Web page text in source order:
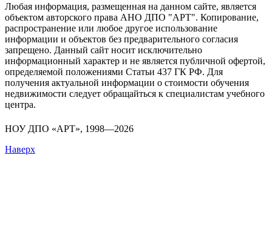
Любая информация, размещенная на данном сайте, является
объектом авторского права АНО ДПО "АРТ". Копирование,
распространение или любое другое использование
информации и объектов без предварительного согласия
запрещено. Данный сайт носит исключительно
информационный характер и не является публичной офертой,
определяемой положениями Статьи 437 ГК РФ. Для
получения актуальной информации о стоимости обучения
недвижимости следует обращайться к специалистам учебного
центра.
НОУ ДПО «АРТ», 1998—2026
Наверх